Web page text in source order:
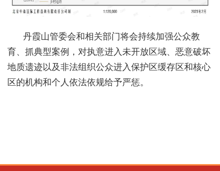
丹霞山管委会和相关部门将会持续加强公众教
育、抓典型案例，对执意进入未开放区域、恶意破坏
地质遗迹以及非法组织公众进入保护区缓存区和核心
区的机构和个人依法依规给予严惩。